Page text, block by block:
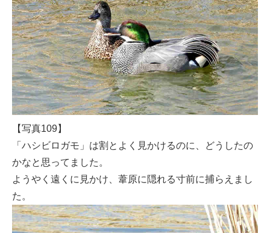
【写真109】
「ハシビロガモ」は割とよく見かけるのに、どうしたの
かなと思ってました。
ようやく遠くに見かけ、葦原に隠れる寸前に捕らえまし
た。